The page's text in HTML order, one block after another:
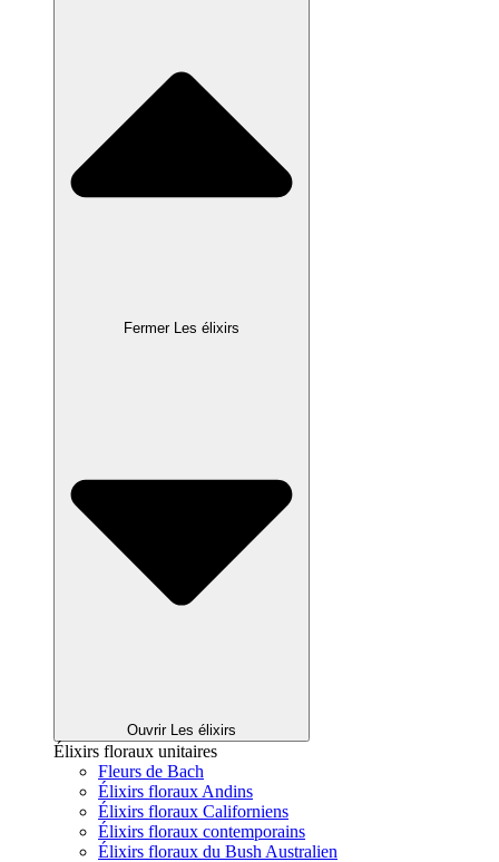
Fermer Les élixirs
Ouvrir Les élixirs
Élixirs floraux unitaires
Fleurs de Bach
Élixirs floraux Andins
Élixirs floraux Californiens
Élixirs floraux contemporains
Élixirs floraux du Bush Australien